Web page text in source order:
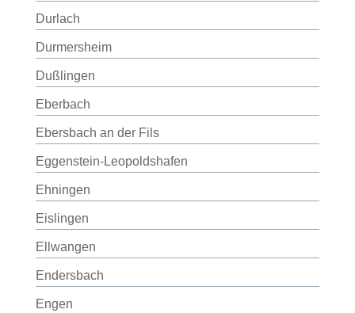
Durlach
Durmersheim
Dußlingen
Eberbach
Ebersbach an der Fils
Eggenstein-Leopoldshafen
Ehningen
Eislingen
Ellwangen
Endersbach
Engen